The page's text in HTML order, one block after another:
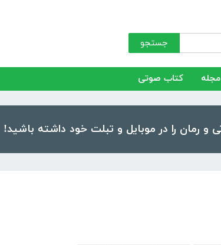
جستجو
مجله کتاب صوتی